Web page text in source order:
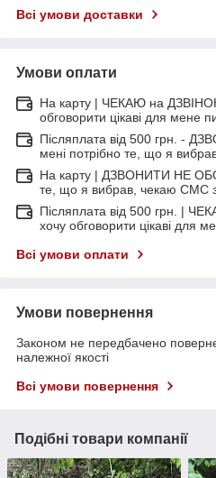
Всі умови доставки
Умови оплати
На карту | ЧЕКАЮ на
обговорити цікаві для мене
Післяплата від 500 грн. -
мені потрібно те, що я
На карту | ДЗВОНИТИ НЕ
те, що я вибрав, чекаю СМС з
Післяплата від 500 грн. |
хочу обговорити цікаві для
Всі умови оплати
Умови повернення
Законом не передбачено
належної якості
Всі умови повернення
Подібні товари компанії